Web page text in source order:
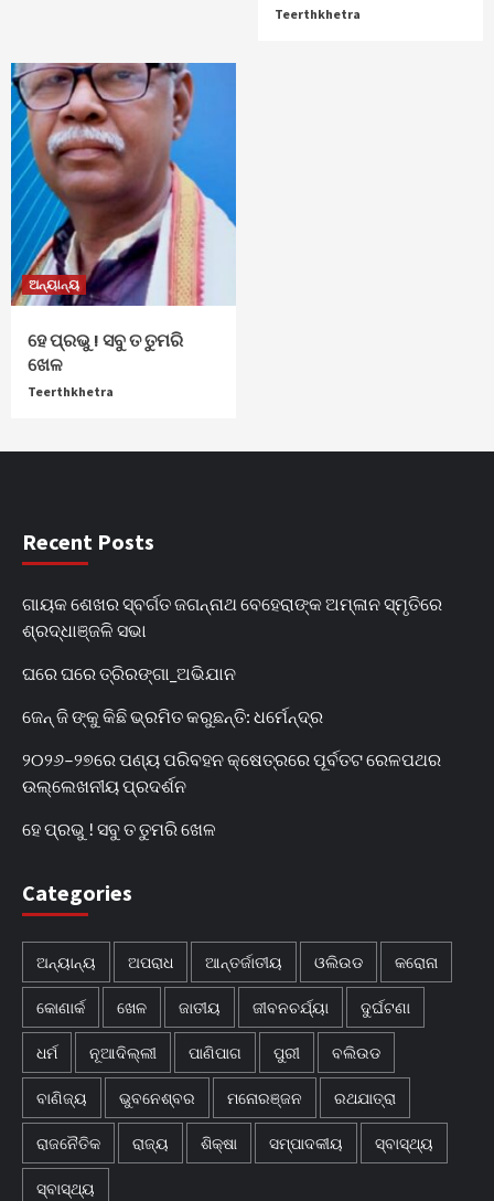
Teerthkhetra
ଅନ୍ୟାନ୍ୟ
ହେ ପ୍ରଭୁ ! ସବୁ ତ ତୁମରି
ଖେଳ
Teerthkhetra
Recent Posts
ଗାୟକ ଶେଖର ସ୍ବର୍ଗତ ଜଗନ୍ନାଥ ବେହେରାଙ୍କ ଅମ୍ଳାନ ସ୍ମୃତିରେ
ଶ୍ରଦ୍ଧାଞ୍ଜଳି ସଭା
ଘରେ ଘରେ ତ୍ରିରଙ୍ଗା_ଅଭିଯାନ
ଜେନ୍‌ ଜି ଙ୍କୁ କିଛି ଭ୍ରମିତ କରୁଛନ୍ତି: ଧର୍ମେନ୍ଦ୍ର
୨୦୨୬–୨୭ରେ ପଣ୍ୟ ପରିବହନ କ୍ଷେତ୍ରରେ ପୂର୍ବତଟ ରେଳପଥର
ଉଲ୍ଲେଖନୀୟ ପ୍ରଦର୍ଶନ
ହେ ପ୍ରଭୁ ! ସବୁ ତ ତୁମରି ଖେଳ
Categories
ଅନ୍ୟାନ୍ୟ ଅପରାଧ ଆନ୍ତର୍ଜାତୀୟ ଓଲିଉଡ କରୋନା
କୋଣାର୍କ ଖେଳ ଜାତୀୟ ଜୀବନଚର୍ଯ୍ୟା ଦୁର୍ଘଟଣା
ଧର୍ମ ନୂଆଦିଲ୍ଲୀ ପାଣିପାଗ ପୁରୀ ବଲିଉଡ
ବାଣିଜ୍ୟ ଭୁବନେଶ୍ବର ମନୋରଞ୍ଜନ ରଥଯାତ୍ରା
ରାଜନୈତିକ ରାଜ୍ୟ ଶିକ୍ଷା ସମ୍ପାଦକୀୟ ସ୍ବାସ୍ଥ୍ୟ
ସ୍ବାସ୍ଥ୍ୟ